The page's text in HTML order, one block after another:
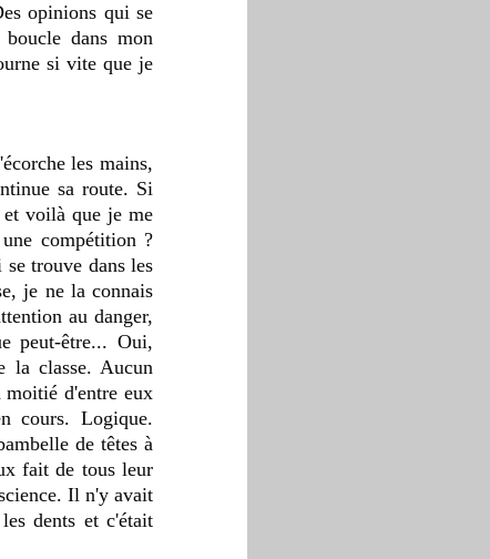
opinions qui se
dans mon
si vite que je
sa route. Si
voilà que je me
compétition ?
trouve dans les
je ne la connais
au danger,
peut-être... Oui,
la classe. Aucun
d'entre eux
cours. Logique.
de têtes à
fait de tous leur
Il n'y avait
dents et c'était